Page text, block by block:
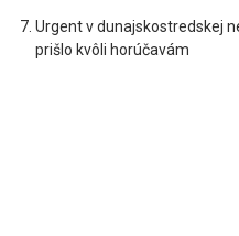
Urgent v dunajskostredskej
prišlo kvôli horúčavám